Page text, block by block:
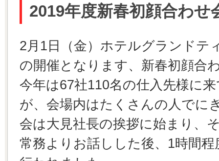
2019年度新春初顔合わせ
2月1日（金）ホテルグランドテ
の開催となります、新春初顔合
今年は67社110名の仕入先様に
が、会場内はたくさんの人でに
会は大見社長の挨拶に始まり、
常務よりお話しした後、1時間